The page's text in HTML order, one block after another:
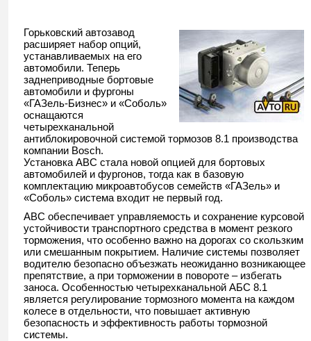
Горьковский автозавод
расширяет набор опций,
устанавливаемых на его
автомобили. Теперь
заднеприводные бортовые
автомобили и фургоны
«ГАЗель-Бизнес» и «Соболь»
оснащаются
четырехканальной
антиблокировочной системой тормозов 8.1 производства
компании Bosch.
Установка ABC стала новой опцией для бортовых
автомобилей и фургонов, тогда как в базовую
комплектацию микроавтобусов семейств «ГАЗель» и
«Соболь» система входит не первый год.
ABC обеспечивает управляемость и сохранение курсовой
устойчивости транспортного средства в момент резкого
торможения, что особенно важно на дорогах со скользким
или смешанным покрытием. Наличие системы позволяет
водителю безопасно объезжать неожиданно возникающее
препятствие, а при торможении в повороте – избегать
заноса. Особенностью четырехканальной АБС 8.1
является регулирование тормозного момента на каждом
колесе в отдельности, что повышает активную
безопасность и эффективность работы тормозной
системы.